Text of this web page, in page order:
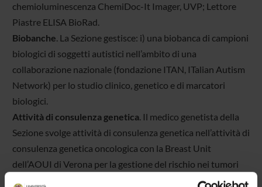
chemioluminescenza ChemiDoc-It Imager, UVP; Lettore
Piastre ELISA BioRad.
Biobanche. La Sezione gestisce: i) una biobanca di campioni
biologici di soggetti autistici nell’ambito di una
collaborazione nazionale (fondazione ITAN, ITalian Autism
Network) per lo studio clinico, genetico e di marcatori
biologici.
Attività di consulenza genetica. Il medico genetista della
Sezione svolge attività di consulenza genetica nell’attività di
consulenza genetica oncologica con la Breast Unit
dell’AOUI di Verona per la gestione del rischio nei tumori